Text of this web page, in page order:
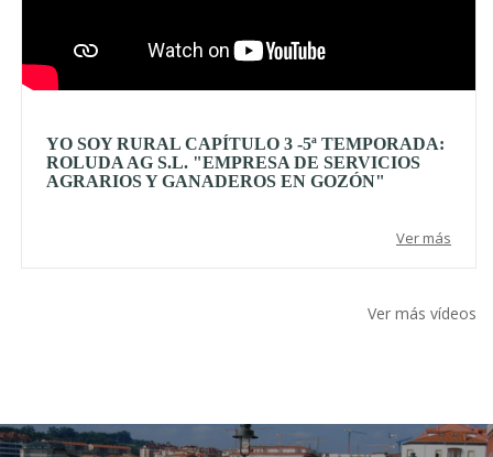
YO SOY RURAL CAPÍTULO 3 -5ª TEMPORADA:
ROLUDA AG S.L. "EMPRESA DE SERVICIOS
AGRARIOS Y GANADEROS EN GOZÓN"
Ver más
Ver más vídeos